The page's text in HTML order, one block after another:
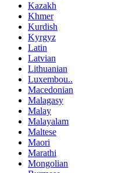
Kazakh
Khmer
Kurdish
Kyrgyz
Latin
Latvian
Lithuanian
Luxembou..
Macedonian
Malagasy
Malay
Malayalam
Maltese
Maori
Marathi
Mongolian